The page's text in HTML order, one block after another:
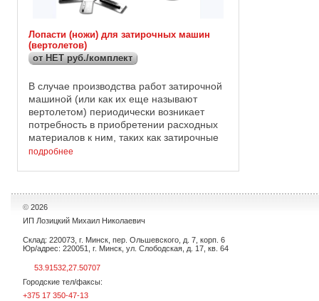
Лопасти (ножи) для затирочных машин
(вертолетов)
от НЕТ руб./комплект
В случае производства работ затирочной
машиной (или как их еще называют
вертолетом) периодически возникает
потребность в приобретении расходных
материалов к ним, таких как затирочные
диски и ножи. Мы предлагаем Вам
подробнее
© 2026
ИП Лозицкий Михаил Николаевич
Склад: 220073, г. Минск, пер. Ольшевского, д. 7, корп. 6
Юр/адрес: 220051, г. Минск, ул. Слободская, д. 17, кв. 64
53.91532,27.50707
Городские тел/факсы:
+375 17 350-47-13